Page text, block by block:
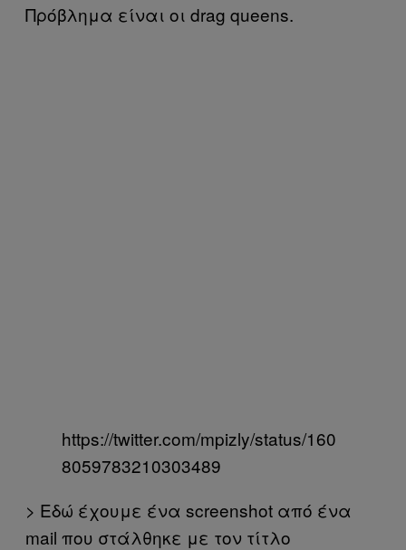
Πρόβλημα είναι οι drag queens.
https://twitter.com/mpizly/status/160
8059783210303489
> Εδώ έχουμε ένα screenshot από ένα
mail που στάλθηκε με τον τίτλο